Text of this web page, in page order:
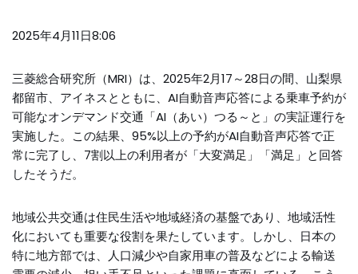
2025年4月11日8:06
三菱総合研究所（MRI）は、2025年2月17～28日の間、山梨県
都留市、アイネスとともに、AI自動音声応答による乗車予約が
可能なオンデマンド交通「AI（あい）つる～と」の実証運行を
実施した。この結果、95%以上の予約がAI自動音声応答で正
常に完了し、7割以上の利用者が「大変満足」「満足」と回答
したそうだ。
地域公共交通は住民生活や地域経済の基盤であり、地域活性
化においても重要な役割を果たしています。しかし、日本の
特に地方部では、人口減少や自家用車の普及などによる輸送